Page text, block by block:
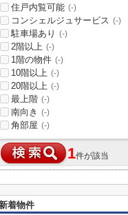
住戸内覧可能 (-)
コンシェルジュサービス (-)
駐車場あり (-)
2階以上 (-)
1階の物件 (-)
10階以上 (-)
20階以上 (-)
最上階 (-)
南向き (-)
角部屋 (-)
1件が該当
着物件